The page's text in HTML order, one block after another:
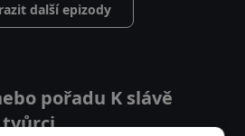
další epizody
pořadu K slávě
tvůrci